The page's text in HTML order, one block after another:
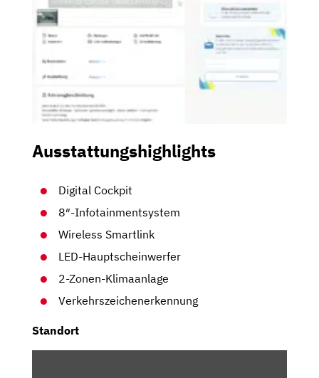
Ausstattungshighlights
Digital Cockpit
8″-Infotainmentsystem
Wireless Smartlink
LED-Hauptscheinwerfer
2-Zonen-Klimaanlage
Verkehrszeichenerkennung
Standort